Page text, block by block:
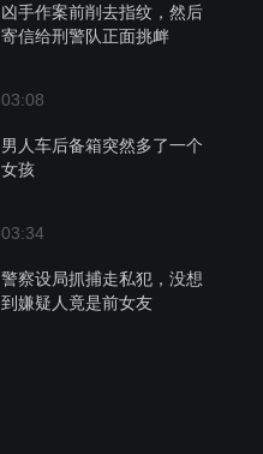
凶手作案前削去指纹，然后
寄信给刑警队正面挑衅
03:08
男人车后备箱突然多了一个
女孩
03:34
警察设局抓捕走私犯，没想
到嫌疑人竟是前女友